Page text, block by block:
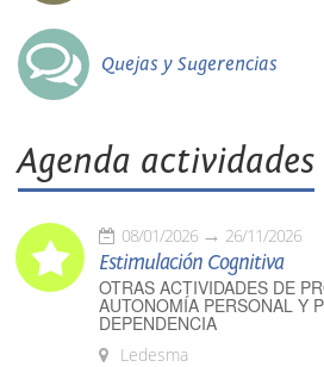
Quejas y Sugerencias
Agenda actividades
08/01/2026 26/11/2026
Estimulación Cognitiva
OTRAS ACTIVIDADES DE
AUTONOMÍA PERSONAL Y
DEPENDENCIA
Ledesma